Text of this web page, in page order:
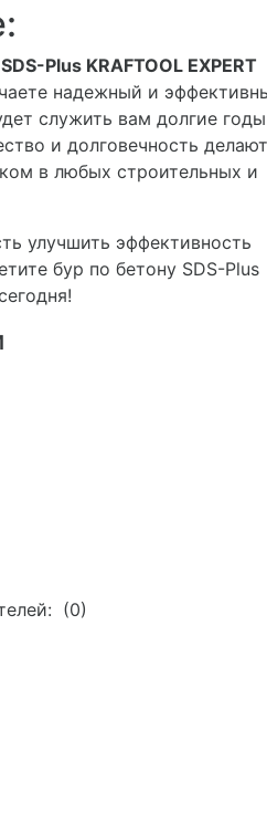
Plus KRAFTOOL EXPERT
надежный и
служить вам долгие
и долговечность
в любых строительных и
улучшить эффективность
бур по бетону SDS-Plus
(0)